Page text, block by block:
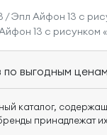
/ Эпл Айфон 13 с
13 с
по выгодным
каталог,
принадлежат